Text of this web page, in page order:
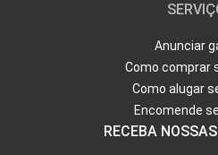
Anunciar
Como comprar
Como alugar
Encomende
RECEBA